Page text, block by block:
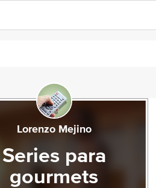
Lorenzo Mejino
Series para
gourmets